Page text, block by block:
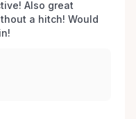
Also great
a hitch! Would